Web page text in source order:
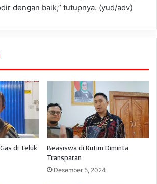
dengan baik,” tutupnya. (yud/adv)
di Teluk Beasiswa di Kutim Diminta
Transparan
Desember 5, 2024